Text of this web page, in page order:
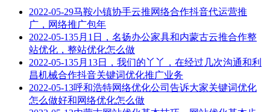
2022-05-29马鞍小镇协手云推网络合作抖音代运营推
广，网络推广包年
2022-05-135月1日，名扬办公家具和内蒙古云推合作整
站优化，整站优化怎么做
2022-05-135月13日，我们的丫丫，在经过几次沟通和利
昌机械合作抖音关键词优化推广业务
2022-05-13呼和浩特网络优化公司告诉大家关键词优化
怎么做好和网络优化怎么做